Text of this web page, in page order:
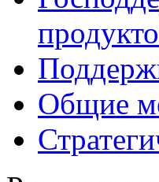
Общие